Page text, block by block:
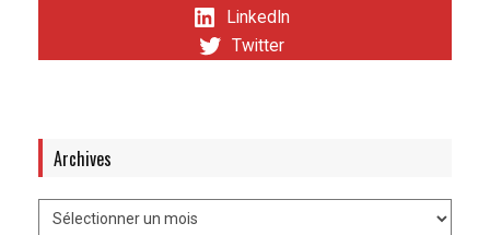
LinkedIn
Twitter
Archives